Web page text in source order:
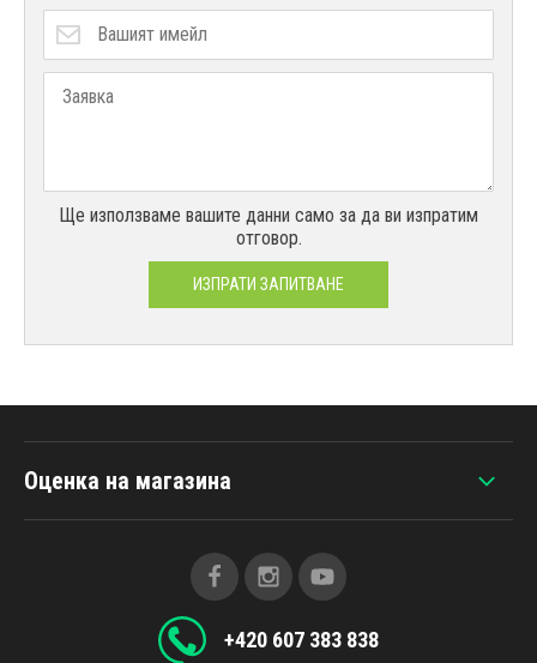
Ще използваме вашите данни само за да ви изпратим
отговор.
ИЗПРАТИ ЗАПИТВАНЕ
Оценка на магазина
+420 607 383 838